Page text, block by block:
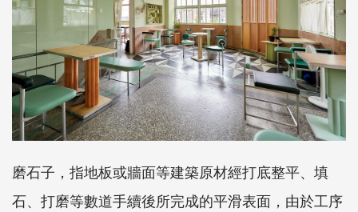
磨石子，指地板或牆面等建築原材經打底整平、填
石、打磨等數道手續後所完成的平滑表面，由於工序